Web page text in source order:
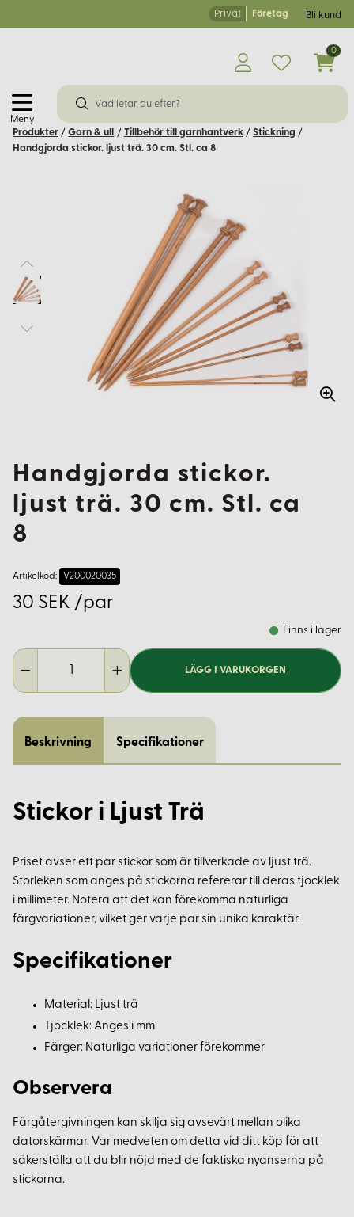
Privat Företag Bli kund
Meny
0
Produkter / Garn & ull / Tillbehör till garnhantverk / Stickning /
Handgjorda stickor. ljust trä. 30 cm. Stl. ca 8
Handgjorda stickor.
ljust trä. 30 cm. Stl. ca
8
Artikelkod: V200020035
30 SEK /par
Finns i lager
LÄGG I VARUKORGEN
Beskrivning Specifikationer
Stickor i Ljust Trä
Priset avser ett par stickor som är tillverkade av ljust trä.
Storleken som anges på stickorna refererar till deras tjocklek
i millimeter. Notera att det kan förekomma naturliga
färgvariationer, vilket ger varje par sin unika karaktär.
Specifikationer
Material: Ljust trä
Tjocklek: Anges i mm
Färger: Naturliga variationer förekommer
Observera
Färgåtergivningen kan skilja sig avsevärt mellan olika
datorskärmar. Var medveten om detta vid ditt köp för att
säkerställa att du blir nöjd med de faktiska nyanserna på
stickorna.